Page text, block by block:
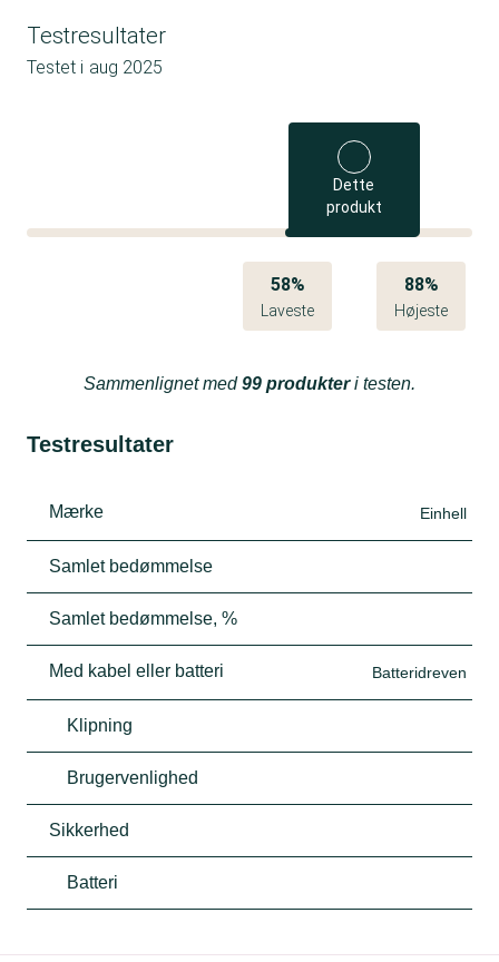
Testresultater
Testet i aug 2025
Dette
produkt
58%
Laveste
88%
Højeste
Sammenlignet med99 produkteri testen.
Testresultater
Mærke Einhell
Samlet bedømmelse
Samlet bedømmelse, %
Med kabel eller batteri Batteridreven
Klipning
Brugervenlighed
Sikkerhed
Batteri